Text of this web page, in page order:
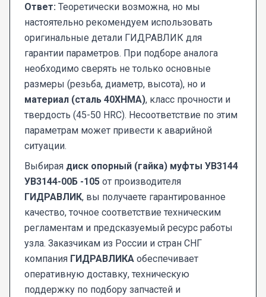
Ответ: Теоретически возможна, но мы
настоятельно рекомендуем использовать
оригинальные детали ГИДРАВЛИК для
гарантии параметров. При подборе аналога
необходимо сверять не только основные
размеры (резьба, диаметр, высота), но и
материал (сталь 40ХНМА), класс прочности и
твердость (45-50 HRC). Несоответствие по этим
параметрам может привести к аварийной
ситуации.
Выбирая диск опорный (гайка) муфты УВ3144
УВ3144-00Б -105 от производителя
ГИДРАВЛИК, вы получаете гарантированное
качество, точное соответствие техническим
регламентам и предсказуемый ресурс работы
узла. Заказчикам из России и стран СНГ
компания ГИДРАВЛИКА обеспечивает
оперативную доставку, техническую
поддержку по подбору запчастей и